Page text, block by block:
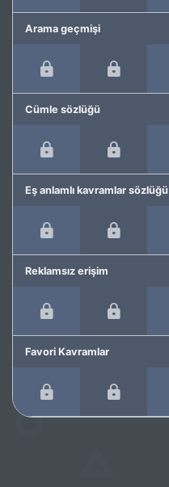
Arama geçmişi
Cümle sözlüğü
Eş anlamlı kavramlar sözlüğü
Reklamsız erişim
Favori Kavramlar